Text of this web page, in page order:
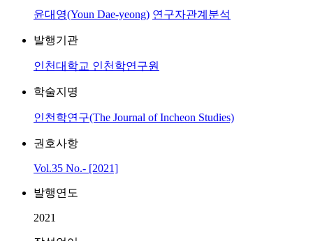
윤대영(Youn Dae-yeong) 연구자관계분석
발행기관
인천대학교 인천학연구원
학술지명
인천학연구(The Journal of Incheon Studies)
권호사항
Vol.35 No.- [2021]
발행연도
2021